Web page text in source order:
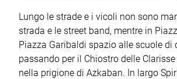
Lungo le strade e i vicoli non sono
strada e le street band, mentre in
Piazza Garibaldi spazio alle scuole di
passando per il Chiostro delle
nella prigione di Azkaban. In largo